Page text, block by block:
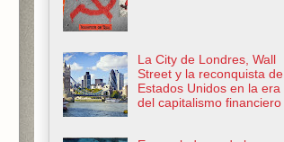
La City de Londres, Wall
Street y la reconquista de
Estados Unidos en la era
del capitalismo financiero